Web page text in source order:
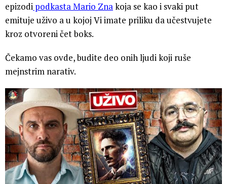
epizodi podkasta Mario Znakoja se kao i svaki put
emituje uživo a u kojoj Vi imate priliku da učestvujete
kroz otvoreni čet boks.
Čekamo vas ovde, budite deo onih ljudi koji ruše
mejnstrim narativ.